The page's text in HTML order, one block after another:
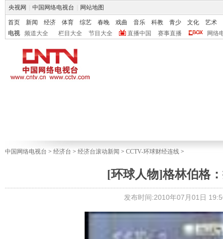
央视网 中国网络电视台 网站地图
首页 新闻 经济 体育 综艺 春晚 戏曲 音乐 科教 青少 文化
艺术
电视
频道大全 栏目大全 节目大全 直播中国 赛事直播 网络
中国网络电视台 > 经济台 > 经济台滚动新闻 > CCTV-环球财经连线 >
[环球人物]格林伯格
发布时间:2010年07月01日